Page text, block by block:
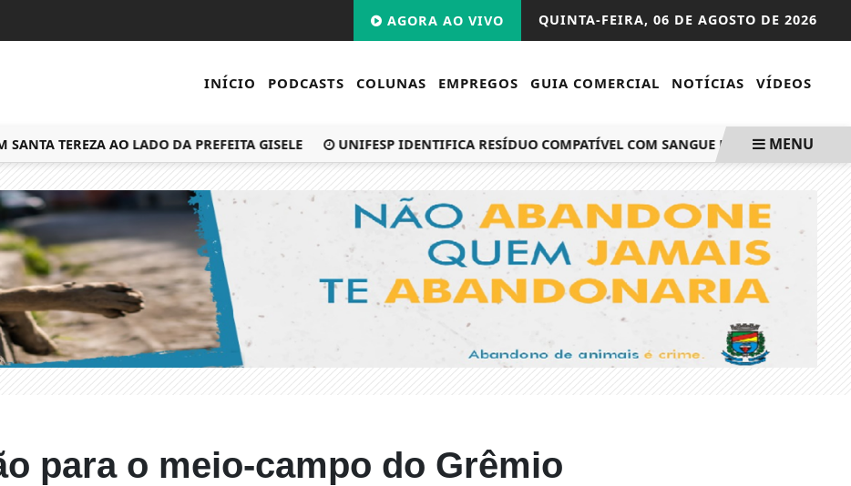
QUINTA-FEIRA, 06 DE AGOSTO DE 2026
AGORA AO VIVO
INÍCIO PODCASTS COLUNAS EMPREGOS GUIA COMERCIAL NOTÍCIAS VÍDEOS
TEREZA AO LADO DA PREFEITA GISELE UNIFESP IDENTIFICA RESÍDUO COMPATÍVEL COM SANGUE NO ANTIGO DOI-CODI/
MENU
para o meio-campo do Grêmio